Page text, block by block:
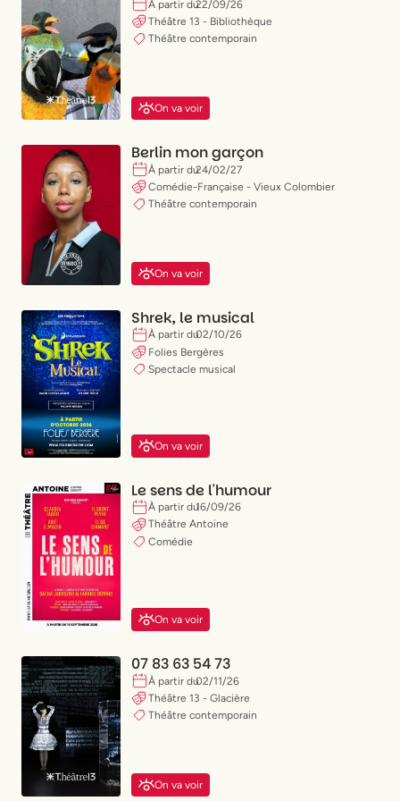
Paris 09
(X)
Paris 10
(X)
Paris 11
(X )
Paris 12
(X)
Paris 13
(X)
Paris 14
(X)
Paris 16
X)
Paris 17
(X)
Paris 18
(X)
Paris 19
X)
Paris 20
(X)
À partir du22/09/26
Théâtre 13 - Bibliothèque
Théâtre contemporain
On va voir
Berlin mon garçon
À partir du24/02/27
Comédie-Française - Vieux Colombier
Théâtre contemporain
On va voir
Shrek, le musical
À partir du02/10/26
Folies Bergères
Spectacle musical
On va voir
Le sens de l'humour
À partir du16/09/26
Théâtre Antoine
Comédie
On va voir
07 83 63 54 73
À partir du02/11/26
Théâtre 13 - Glacière
Théâtre contemporain
On va voir